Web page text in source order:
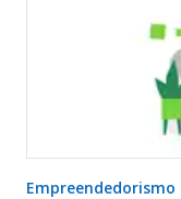
Empreendedorismo